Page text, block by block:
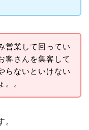
営業して回ってい
客さんを集客して
らないといけない
。。
。